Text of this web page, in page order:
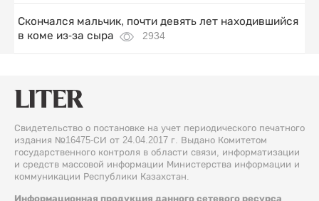
Скончался мальчик, почти девять лет находившийся
в коме из-за сыра
2934
Свидетельство о постановке на учет периодического печатного
издания №16475-СИ от 24.04.2017 г. Выдано Комитетом
государственного контроля в области связи, информатизации
и средств массовой информации Министерства информации и
коммуникации Республики Казахстан.
Информационная продукция данного сетевого ресурса